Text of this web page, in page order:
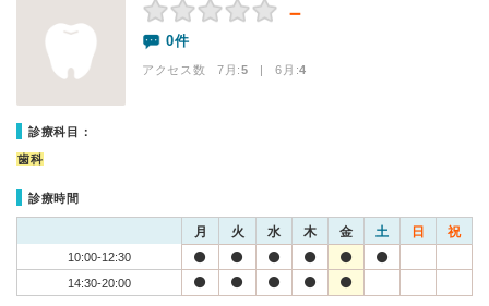
－
0件
アクセス数 7月:5 | 6月:4
診療科目：
歯科
診療時間
月 火 水 木 金 土 日 祝
10:00-12:30
14:30-20:00